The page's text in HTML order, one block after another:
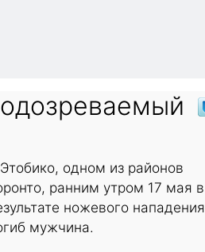
одном из районов
ранним утром 17 мая в
ножевого нападения
мужчина.